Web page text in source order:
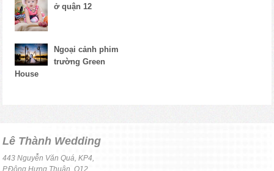
ở quận 12
Ngoại cảnh phim
trường Green
House
Lê Thành Wedding
443 Nguyễn Văn Quá, KP4,